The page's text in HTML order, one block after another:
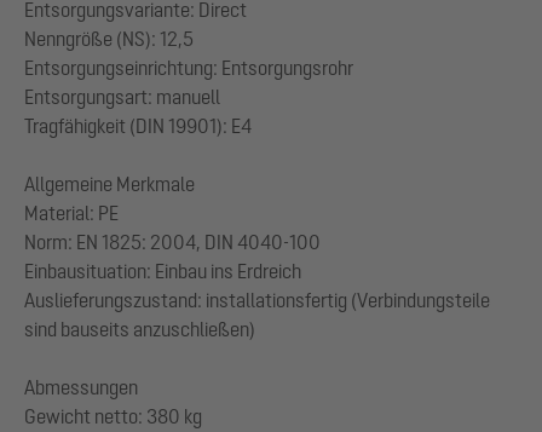
Entsorgungsvariante: Direct
Nenngröße (NS): 12,5
Entsorgungseinrichtung: Entsorgungsrohr
Entsorgungsart: manuell
Tragfähigkeit (DIN 19901): E4
Allgemeine Merkmale
Material: PE
Norm: EN 1825: 2004, DIN 4040-100
Einbausituation: Einbau ins Erdreich
Auslieferungszustand: installationsfertig (Verbindungsteile
sind bauseits anzuschließen)
Abmessungen
Gewicht netto: 380 kg